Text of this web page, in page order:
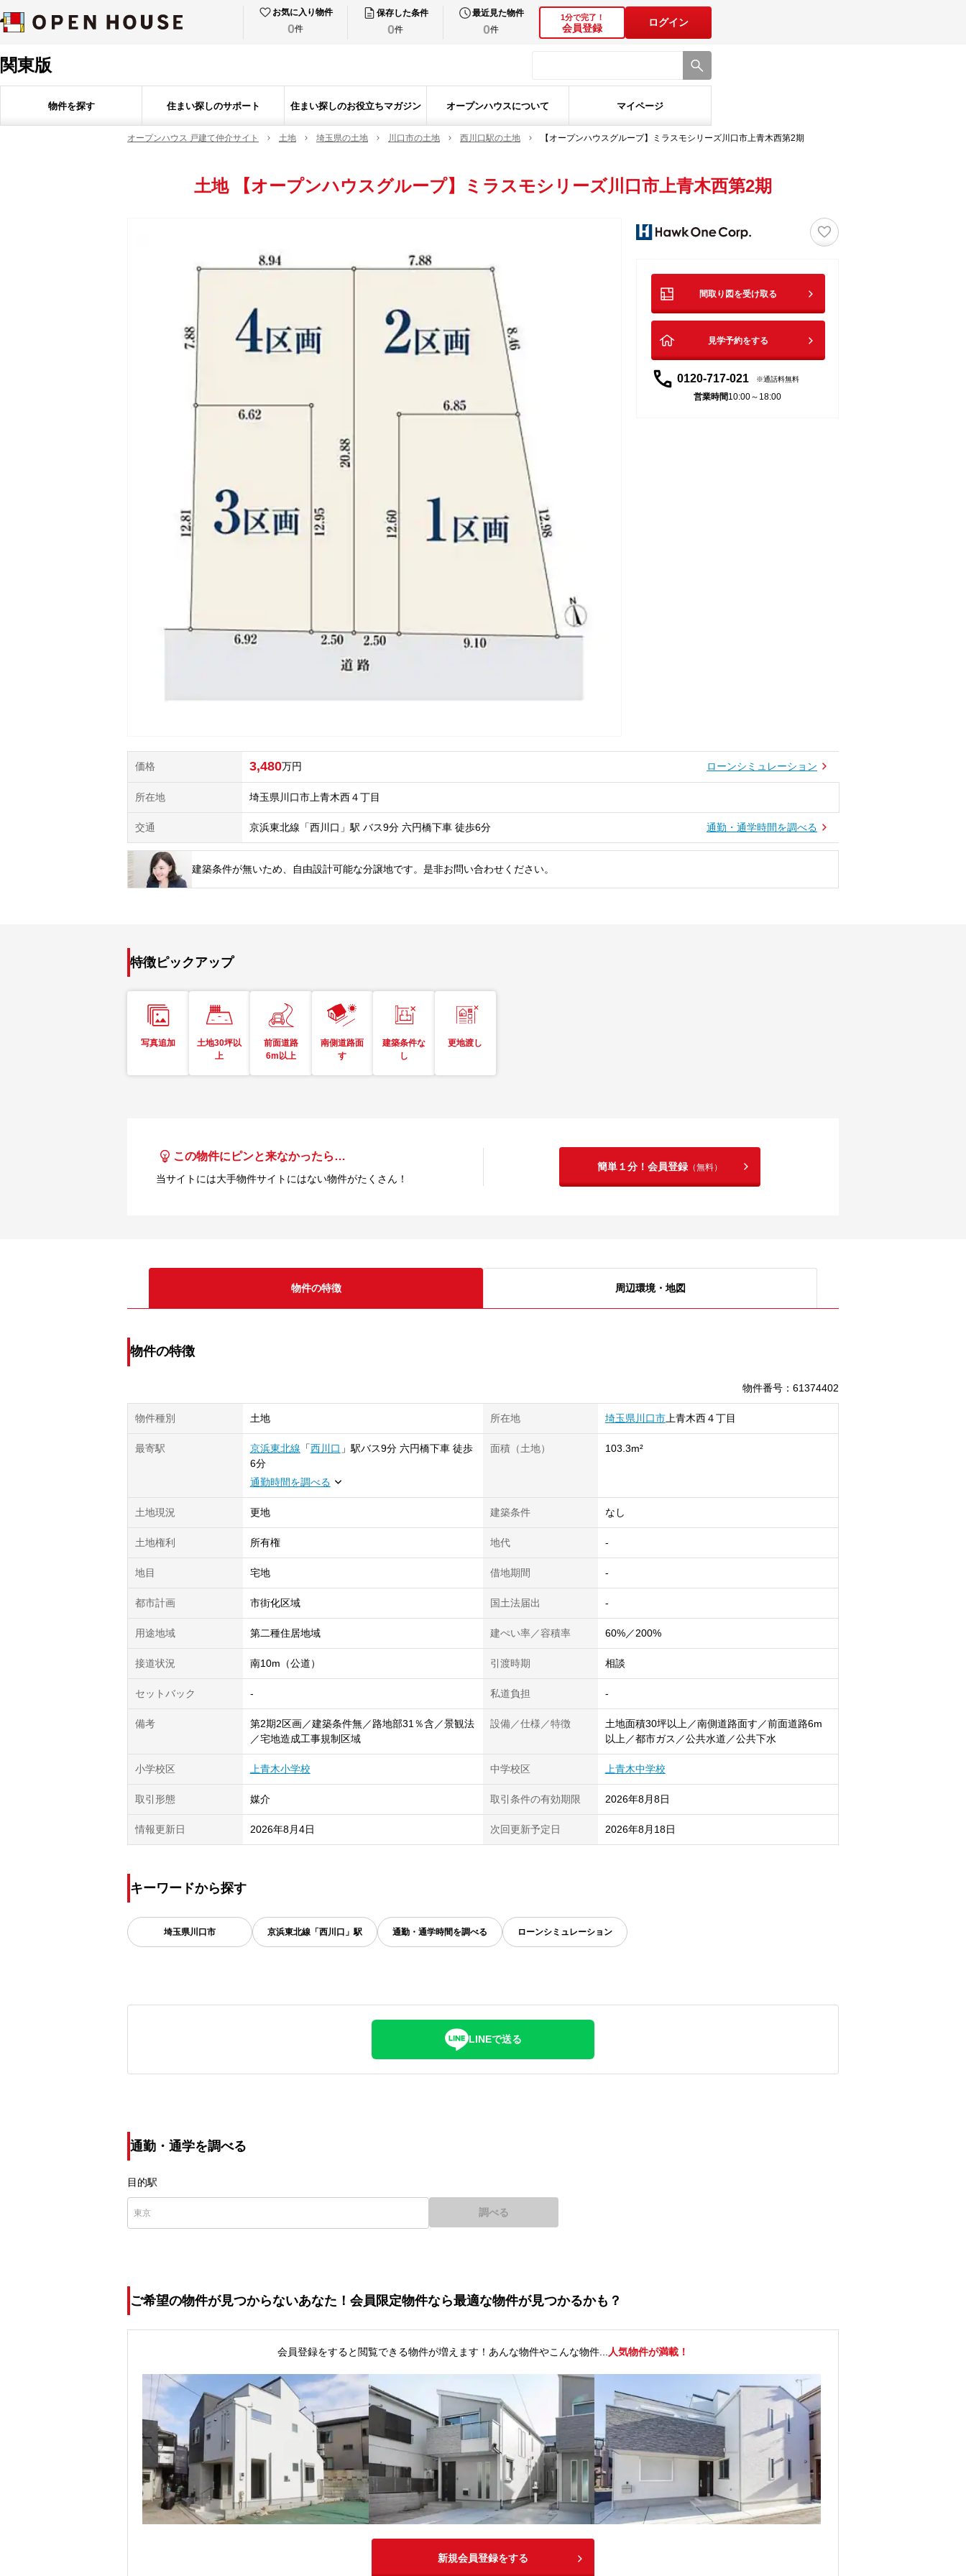
お気に入り物件
0件
保存した条件
0件
最近見た物件
0件
1分で完了！
会員登録
ログイン
関東版
物件を探す 住まい探しのサポート 住まい探しのお役立ちマガジン オープンハウスについて マイページ
オープンハウス 戸建て仲介サイト 土地 埼玉県の土地 川口市の土地 西川口駅の土地 【オープンハウスグループ】ミラスモシリーズ川口市上青木西第2期
土地 【オープンハウスグループ】ミラスモシリーズ川口市上青木西第2期
♡
間取り図を受け取る
見学予約をする
0120-717-021 通話料無料
営業時間10:00～18:00
価格 3,480万円 ローンシミュレーション
所在地 埼玉県川口市上青木西４丁目
交通 京浜東北線「西川口」駅 バス9分 六円橋下車 徒歩6分 通勤・通学時間を調べる
建築条件が無いため、自由設計可能な分譲地です。是非お問い合わせください。
特徴ピックアップ
写真追加
土地30坪以
上
前面道路
6m以上
南側道路面
す
建築条件な
し
更地渡し
この物件にピンと来なかったら…
当サイトには大手物件サイトにはない物件がたくさん！
簡単１分！会員登録 （無料）
物件の特徴 周辺環境・地図
物件の特徴
物件番号 ： 61374402
物件種別 土地 所在地 埼玉県 川口市上青木西４丁目
最寄駅 京浜東北線 「西川口 」 駅バス9分 六円橋下車 徒歩
6分
通勤時間を調べる
面積（土地） 103.3m²
土地現況 更地 建築条件 なし
土地権利 所有権 地代 -
地目 宅地 借地期間 -
都市計画 市街化区域 国土法届出 -
用途地域 第二種住居地域 建ぺい率／容積率 60%／200%
接道状況 南10m（公道） 引渡時期 相談
セットバック - 私道負担 -
備考
第2期2区画／建築条件無／路地部31％含／景観法
／宅地造成工事規制区域
設備／仕様／特徴
土地面積30坪以上／南側道路面す／前面道路6m
以上／都市ガス／公共水道／公共下水
小学校区 上青木小学校 中学校区 上青木中学校
取引形態 媒介 取引条件の有効期限 2026年8月8日
情報更新日 2026年8月4日 次回更新予定日 2026年8月18日
キーワードから探す
埼玉県川口市 京浜東北線「西川口」駅 通勤・通学時間を調べる ローンシミュレーション
LINEで送る
通勤・通学を調べる
目的駅
調べる
ご希望の物件が見つからないあなた！会員限定物件なら最適な物件が見つかるかも？
会員登録をすると閲覧できる物件が増えます！あんな物件やこんな物件...人気物件が満載！
新規会員登録をする